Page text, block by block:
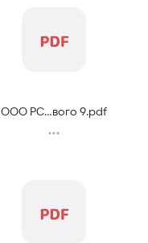
ООО РС...вого 9.pdf